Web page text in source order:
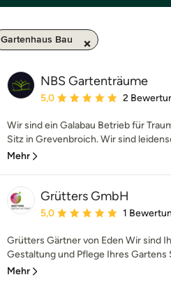
Gartenhaus Bau
NBS Gartenträume
Durchschnittliche Bewertung:
5,0 2
Wir sind ein Galabau Betrieb für
Sitz in Grevenbroich. Wir sind
Mehr
Grütters GmbH
Durchschnittliche Bewertung:
5,0 1
Grütters Gärtner von Eden Wir sind
Gestaltung und Pflege Ihres Gartens
Mehr